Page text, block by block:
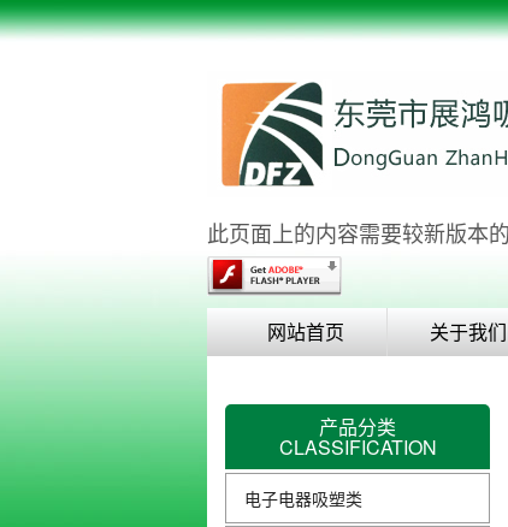
此页面上的内容需要较新版本
网站首页 关于我们
产品分类
CLASSIFICATION
电子电器吸塑类